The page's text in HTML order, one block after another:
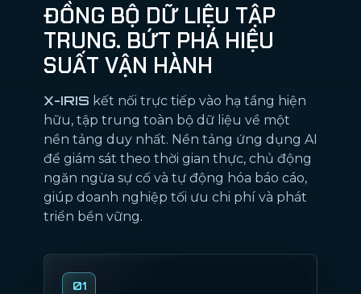
ĐỒNG BỘ DỮ LIỆU TẬP
TRUNG. BỨT PHÁ HIỆU
SUẤT VẬN HÀNH
X-IRIS kết nối trực tiếp vào hạ tầng hiện
hữu, tập trung toàn bộ dữ liệu về một
nền tảng duy nhất. Nền tảng ứng dụng AI
để giám sát theo thời gian thực, chủ động
ngăn ngừa sự cố và tự động hóa báo cáo,
giúp doanh nghiệp tối ưu chi phí và phát
triển bền vững.
01